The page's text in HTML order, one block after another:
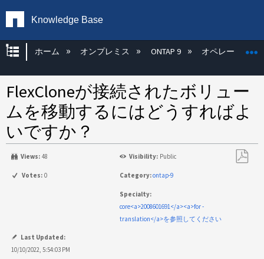
Knowledge Base
グローバル階層を展開/折りたたむ
ホーム オンプレミス ONTAP 9 オペレーティン
FlexCloneが接続されたボリュー
ムを移動するにはどうすればよ
いですか？
Views: 48 Visibility: Public
Votes: 0 Category:ontap-9
Specialty:
core<a>2008601691</a><a>for -
translation</a>を参照してください
Last Updated:
10/10/2022, 5:54:03 PM